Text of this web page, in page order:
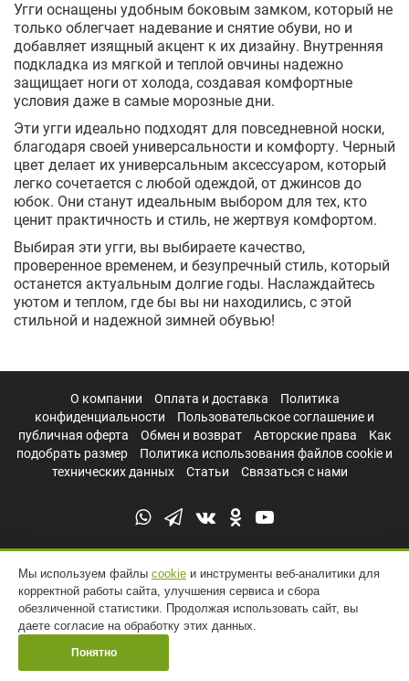
Угги оснащены удобным боковым замком, который не
только облегчает надевание и снятие обуви, но и
добавляет изящный акцент к их дизайну. Внутренняя
подкладка из мягкой и теплой овчины надежно
защищает ноги от холода, создавая комфортные
условия даже в самые морозные дни.
Эти угги идеально подходят для повседневной носки,
благодаря своей универсальности и комфорту. Черный
цвет делает их универсальным аксессуаром, который
легко сочетается с любой одеждой, от джинсов до
юбок. Они станут идеальным выбором для тех, кто
ценит практичность и стиль, не жертвуя комфортом.
Выбирая эти угги, вы выбираете качество,
проверенное временем, и безупречный стиль, который
останется актуальным долгие годы. Наслаждайтесь
уютом и теплом, где бы вы ни находились, с этой
стильной и надежной зимней обувью!
О компании Оплата и доставка
Политика
конфиденциальности
Пользовательское соглашение и
публичная оферта
Обмен и возврат Авторские права
Как
подобрать размер
Политика использования файлов cookie и
технических данных
Статьи Связаться с нами
УНТЫ РОССИИ © 2011 - 2026
Мы используем файлы cookie и инструменты веб-аналитики для
корректной работы сайта, улучшения сервиса и сбора
обезличенной статистики. Продолжая использовать сайт, вы
даете согласие на обработку этих данных.
Понятно